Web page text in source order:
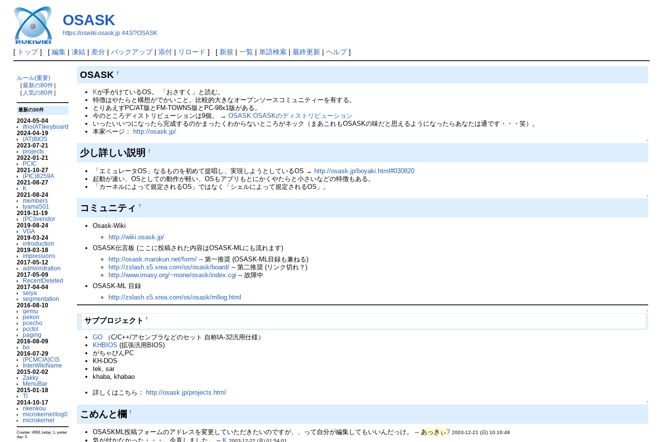
OSASK
https://oswiki.osask.jp:443/?OSASK
[ トップ] [ 編集| 凍結| 差分| バックアップ| 添付| リロード ] [ 新規 | 一覧| 単語検索| 最終更新| ヘルプ]
ルール(重要)
［最新の80件］
［ 人気の80件］
最新の30件
2024-05-04
ifno(AT)keyboard
2024-04-19
(AT)BIOS
2023-07-21
projects
2022-01-21
PCIC
2021-10-27
(PIC)8259A
2021-08-27
K
2021-08-24
members
tyama501
2019-11-19
(PCI)vendor
2019-08-24
VGA
2019-03-24
introduction
2019-03-18
impressions
2017-05-12
administration
2017-05-09
RecentDeleted
2017-04-04
seiya
segmentation
2016-08-10
qemu
pekon
pcecho
pcctol
paging
2016-08-09
bo
2016-07-29
(PCMCIA)CIS
InterWikiName
2015-02-02
Zakky
MenuBar
2015-01-18
TI
2014-10-17
nkenkou
microkernel/log0
microkernel
Counter: 4093, today: 1, yester
day: 3
OSASK†
Kが手がけているOS。 「おさすく」と読む。
特徴はやたらと構想がでかいこと。比較的大きなオープンソースコミュニティーを有する。
とりあえずPC/AT版とFM-TOWNS版とPC-98x1版がある。
今のところディストリビューションは9個。 →OSASK:OSASKのディストリビューション
いったいいつになったら完成するのかまったくわからないところがネック（まあこれもOSASKの味だと思えるようになったらあなたは通です・・・笑）。
本家ページ：
http://osask.jp/
↑
少し詳しい説明†
「エミュレータOS」なるものを初めて提唱し、実現しようとしているOS → http://osask.jp/boyaki.html#030820
起動が速い、OSとしての動作が軽い、OSもアプリもとにかくやたらと小さいなどの特徴もある。
「カーネルによって規定されるOS」ではなく「シェルによって規定されるOS」。
↑
コミュニティ†
Osask-Wiki
http://wiki.osask.jp/
OSASK伝言板 (ここに投稿された内容はOSASK-MLにも流れます)
http://osask.marokun.net/form/ -- 第一推奨 (OSASK-ML目録も兼ねる)
http://zslash.s5.xrea.com/os/osask/board/ -- 第二推奨 (リンク切れ？)
http://www.imasy.org/~mone/osask/index.cgi -- 故障中
OSASK-ML 目録
http://zslash.s5.xrea.com/os/osask/mllog.html
↑
サブプロジェクト †
GO （C/C++/アセンブラなどのセット 自称IA-32汎用仕様）
KHBIOS (拡張汎用BIOS)
がちゃぴんPC
KH-DOS
tek, sar
khaba, khabao
詳しくはこちら： http://osask.jp/projects.html
↑
こめんと欄†
OSASKML投稿フォームのアドレスを変更していただきたいのですが、、って自分が編集してもいいんだっけ。 --あっきぃ? 2003-12-21 (日) 10:16:48
気が付かなかった・・・。今直しました。 -- K 2003-12-22 (月) 01:54:01